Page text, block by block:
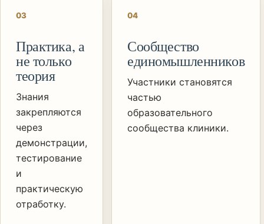
03
Практика, а
не только
теория
Знания
закрепляются
через
демонстрации,
тестирование
и
практическую
отработку.
04
Сообщество
единомышленников
Участники становятся
частью
образовательного
сообщества клиники.